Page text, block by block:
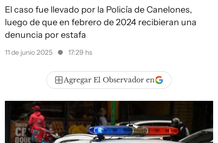
El caso fue llevado por la Policía de Canelones,
luego de que en febrero de 2024 recibieran una
denuncia por estafa
11 de junio 2025 17:29 hs
Agregar El Observador en